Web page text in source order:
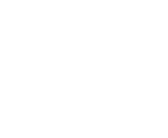
Baumwolle